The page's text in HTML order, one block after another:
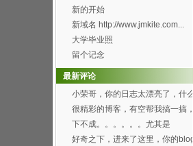
新的开始
新域名 http://www.jmkite.com...
大学毕业照
留个记念
最新评论
小荣哥，你的日志太漂亮了，什么
时候有空帮我也搞一个...
很精彩的博客，有空帮我搞一搞，
可以吗？[smile...
下不成。。。。。。尤其是
Through the f...
好奇之下，进来了这里，你的blog